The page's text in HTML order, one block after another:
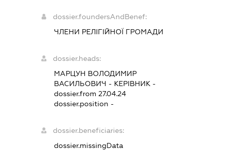
dossier.foundersAndBenef:
ЧЛЕНИ РЕЛІГІЙНОЇ ГРОМАДИ
dossier.heads:
МАРЦУН ВОЛОДИМИР
ВАСИЛЬОВИЧ - КЕРІВНИК -
dossier.from 27.04.24
dossier.position -
dossier.beneficiaries:
dossier.missingData